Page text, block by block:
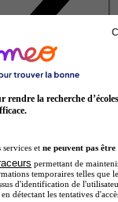
la recherche
services et ne peuvent pas être
permettant de
temporaires telles que
d'identification de
détectant les tentatives